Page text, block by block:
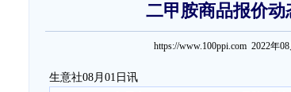
二甲胺商品报价动
https://www.100ppi.com 2022年
生意社08月01日讯